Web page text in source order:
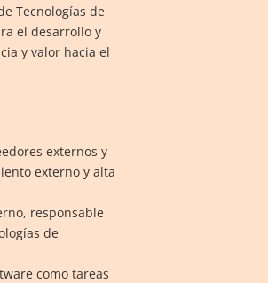
Tecnologías de
el desarrollo y
y valor hacia el
externos y
externo y alta
responsable
de
como tareas